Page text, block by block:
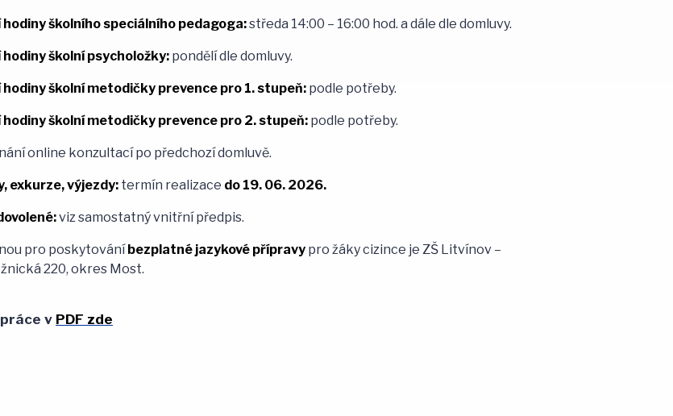
školního speciálního pedagoga:středa 14:00 – 16:00 hod. a dále dle domluvy.
školní psycholožky: pondělí dle domluvy.
školní metodičky prevence pro 1. stupeň: podle potřeby.
školní metodičky prevence pro 2. stupeň: podle potřeby.
online konzultací po předchozí domluvě.
exkurze, výjezdy: termín realizace do 19. 06. 2026.
viz samostatný vnitřní předpis.
pro poskytováníbezplatné jazykové přípravy pro žáky cizince je ZŠ Litvínov –
220, okres Most.
v PDF zde